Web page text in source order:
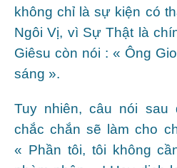
không chỉ là sự kiện có
Ngôi Vị, vì Sự Thật là
Giêsu còn nói : « Ông
sáng ».
Tuy nhiên, câu nói sau
chắc chắn sẽ làm cho
« Phần tôi, tôi không